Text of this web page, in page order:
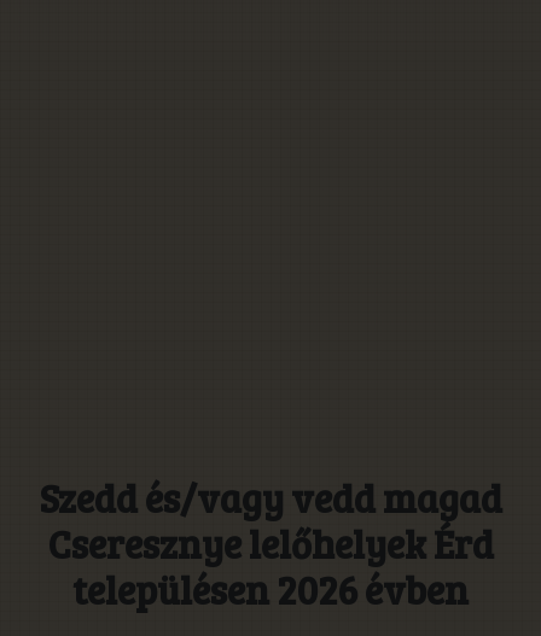
Szedd és/vagy vedd magad
Cseresznye lelőhelyek Érd
településen 2026 évben